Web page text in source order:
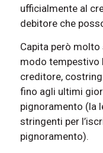
ufficialmente al
debitore che
Capita però
modo tempestivo
creditore,
fino agli ultimi
pignoramento (la
stringenti per
pignoramento).